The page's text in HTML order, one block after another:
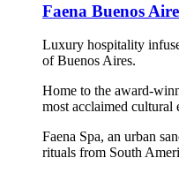
Faena Buenos
Luxury hospitality
of Buenos Aires.
Home to the award-
most acclaimed cultural
Faena Spa, an urban
rituals from South